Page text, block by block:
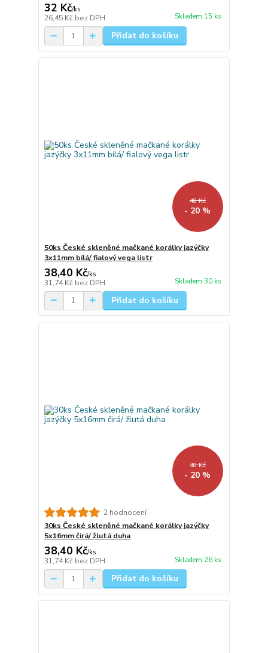
32 Kč/ks
26,45 Kč bez DPH Skladem 15 ks
Přidat do košíku
48 Kč
- 20 %
50ks České skleněné mačkané korálky jazýčky
3x11mm bílá/ fialový vega listr
38,40 Kč/ks
31,74 Kč bez DPH Skladem 30 ks
Přidat do košíku
48 Kč
- 20 %
2 hodnocení
30ks České skleněné mačkané korálky jazýčky
5x16mm čirá/ žlutá duha
38,40 Kč/ks
31,74 Kč bez DPH Skladem 26 ks
Přidat do košíku